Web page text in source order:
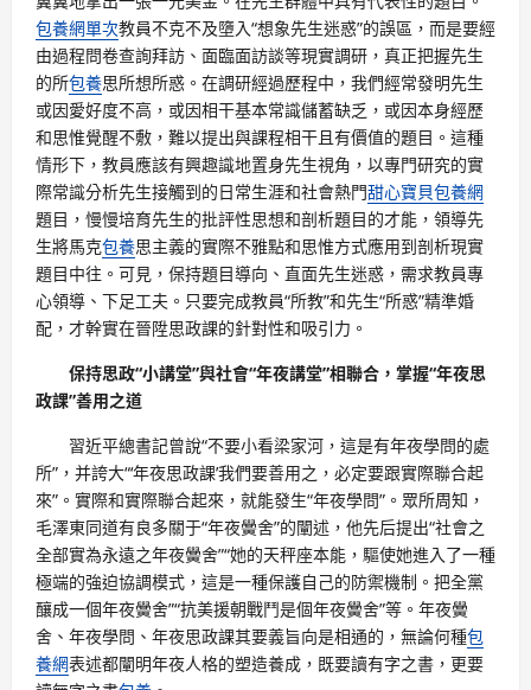
包養網單次教員不克不及墮入“想象先生迷惑”的誤區，而是要經
由過程問卷查詢拜訪、面臨面訪談等現實調研，真正把握先生
的所包養思所想所惑。在調研經過歷程中，我們經常發明先生
或因愛好度不高，或因相干基本常識儲蓄缺乏，或因本身經歷
和思惟覺醒不敷，難以提出與課程相干且有價值的題目。這種
情形下，教員應該有興趣識地置身先生視角，以專門研究的實
際常識分析先生接觸到的日常生涯和社會熱門甜心寶貝包養網
題目，慢慢培育先生的批評性思想和剖析題目的才能，領導先
生將馬克包養思主義的實際不雅點和思惟方式應用到剖析現實
題目中往。可見，保持題目導向、直面先生迷惑，需求教員專
心領導、下足工夫。只要完成教員“所教”和先生“所惑”精準婚
配，才幹實在晉陞思政課的針對性和吸引力。
保持思政“小講堂”與社會“年夜講堂”相聯合，掌握“年夜思
政課”善用之道
習近平總書記曾說“不要小看梁家河，這是有年夜學問的處
所”，并誇大“‘年夜思政課’我們要善用之，必定要跟實際聯合起
來”。實際和實際聯合起來，就能發生“年夜學問”。眾所周知，
毛澤東同道有良多關于“年夜黌舍”的闡述，他先后提出“社會之
全部實為永遠之年夜黌舍”“她的天秤座本能，驅使她進入了一種
極端的強迫協調模式，這是一種保護自己的防禦機制。把全黨
釀成一個年夜黌舍”“抗美援朝戰鬥是個年夜黌舍”等。年夜黌
舍、年夜學問、年夜思政課其要義旨向是相通的，無論何種包
養網表述都闡明年夜人格的塑造養成，既要讀有字之書，更要